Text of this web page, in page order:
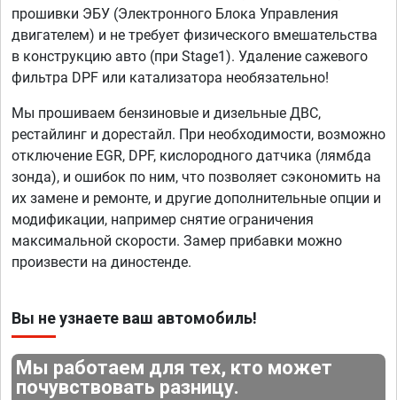
прошивки ЭБУ (Электронного Блока Управления
двигателем) и не требует физического вмешательства
в конструкцию авто (при Stage1). Удаление сажевого
фильтра DPF или катализатора необязательно!
Мы прошиваем бензиновые и дизельные ДВС,
рестайлинг и дорестайл. При необходимости, возможно
отключение EGR, DPF, кислородного датчика (лямбда
зонда), и ошибок по ним, что позволяет сэкономить на
их замене и ремонте, и другие дополнительные опции и
модификации, например снятие ограничения
максимальной скорости. Замер прибавки можно
произвести на диностенде.
Вы не узнаете ваш автомобиль!
Мы работаем для тех, кто может
почувствовать разницу.